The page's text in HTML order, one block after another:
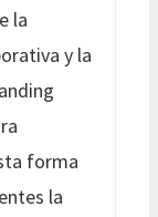
la
y la
forma
la